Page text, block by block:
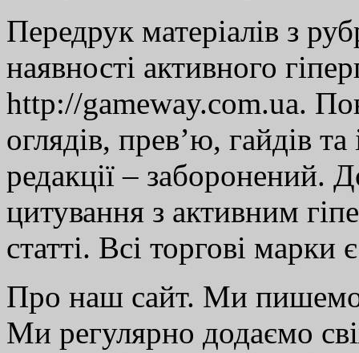
Передрук матеріалів з
наявності активного
http://gameway.com.ua.
оглядів, прев’ю, гайдів
редакції – заборонений.
цитування з активним
статті. Всі торгові марки
Про наш сайт. Ми
Ми регулярно додаємо